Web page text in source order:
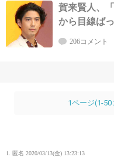
賀来賢人、
から目線ば
206コメント
1ページ(1-
1. 匿名 2020/03/13(金) 13:23:13